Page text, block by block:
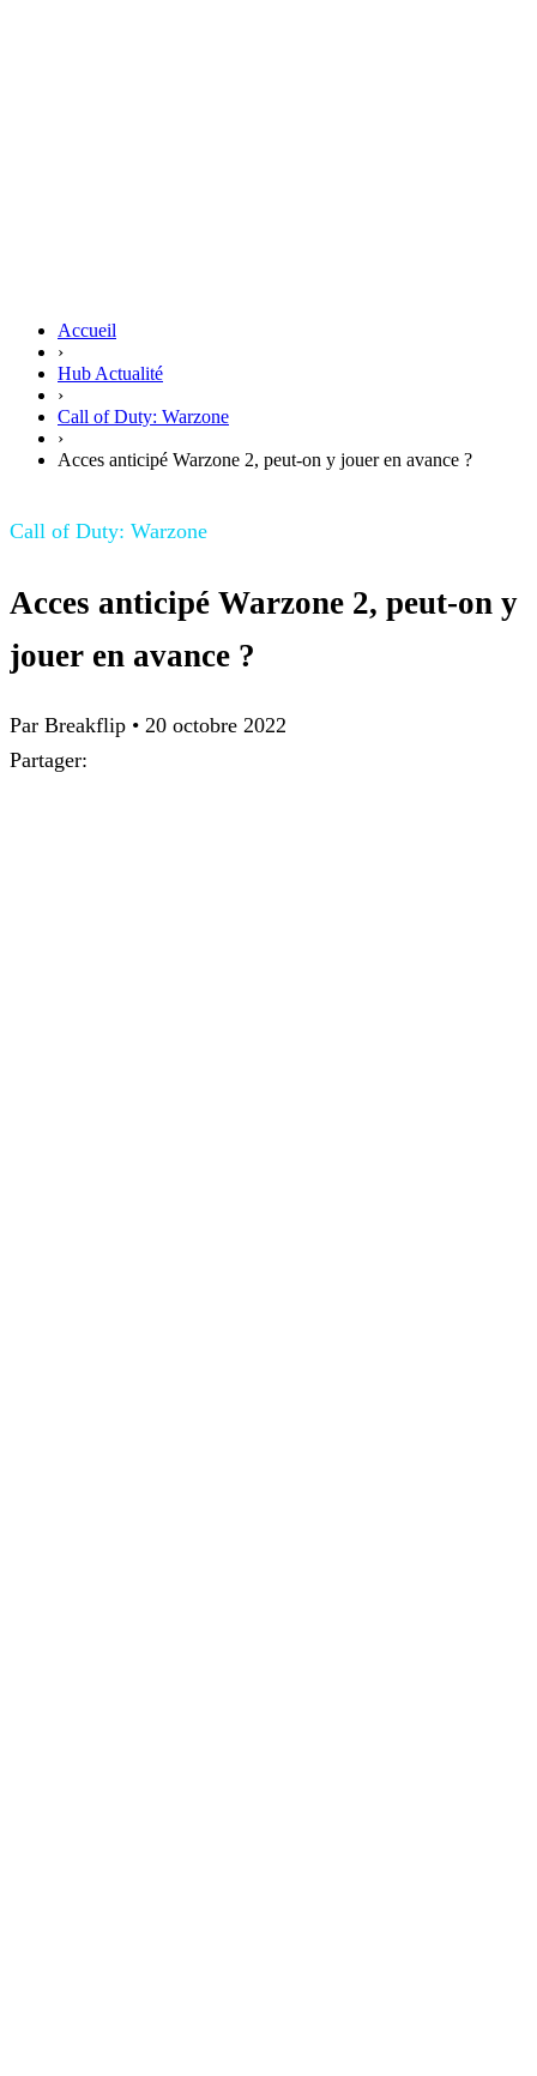
Accueil
›
Hub Actualité
›
Call of Duty: Warzone
›
Acces anticipé Warzone 2, peut-on y jouer en avance ?
Call of Duty: Warzone
Acces anticipé Warzone 2, peut-on y
jouer en avance ?
Par Breakflip • 20 octobre 2022
Partager: